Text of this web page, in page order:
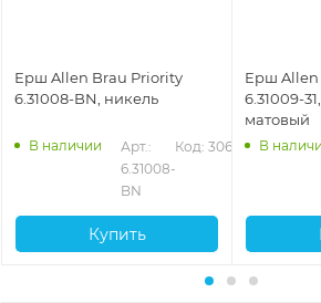
Ерш Allen Brau Priority
6.31008-BN, никель
В наличии
Арт.:
6.31008-
BN
Код: 30654
Купить
Ерш Allen
6.31009-
матовый
В